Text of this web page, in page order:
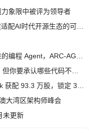
象限中被评为领导者
大湾区架构师峰会
未更新